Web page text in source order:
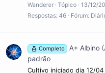
Wanderer Tópico 13/12/
Respostas: 46
Fórum:
Completo
A+ Albino
padrão
Cultivo iniciado dia 12/